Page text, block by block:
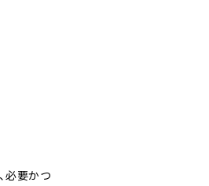
必要かつ